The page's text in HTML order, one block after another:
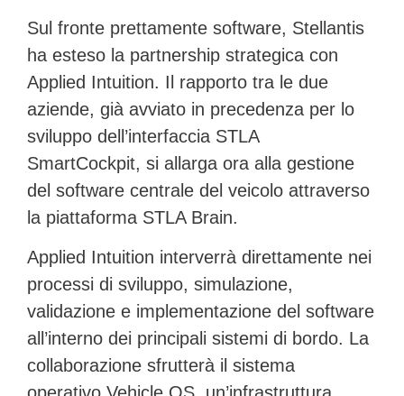
Sul fronte prettamente software, Stellantis
ha esteso la partnership strategica con
Applied Intuition. Il rapporto tra le due
aziende, già avviato in precedenza per lo
sviluppo dell’interfaccia STLA
SmartCockpit, si allarga ora alla gestione
del software centrale del veicolo attraverso
la piattaforma STLA Brain.
Applied Intuition interverrà direttamente nei
processi di sviluppo, simulazione,
validazione e implementazione del software
all’interno dei principali sistemi di bordo. La
collaborazione sfrutterà il sistema